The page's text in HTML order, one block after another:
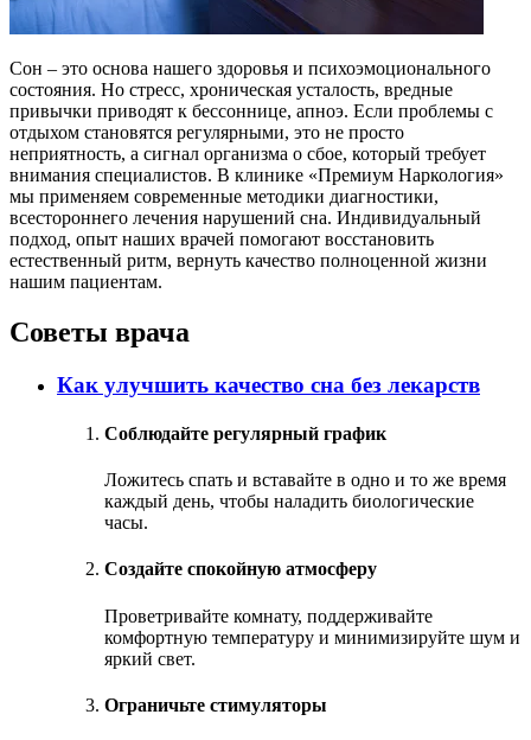
Сон – это основа нашего здоровья и психоэмоционального
состояния. Но стресс, хроническая усталость, вредные
привычки приводят к бессоннице, апноэ. Если проблемы с
отдыхом становятся регулярными, это не просто
неприятность, а сигнал организма о сбое, который требует
внимания специалистов. В клинике «Премиум Наркология»
мы применяем современные методики диагностики,
всестороннего лечения нарушений сна. Индивидуальный
подход, опыт наших врачей помогают восстановить
естественный ритм, вернуть качество полноценной жизни
нашим пациентам.
Советы врача
Как улучшить качество сна без лекарств
Соблюдайте регулярный график
Ложитесь спать и вставайте в одно и то же время
каждый день, чтобы наладить биологические
часы.
Создайте спокойную атмосферу
Проветривайте комнату, поддерживайте
комфортную температуру и минимизируйте шум и
яркий свет.
Ограничьте стимуляторы